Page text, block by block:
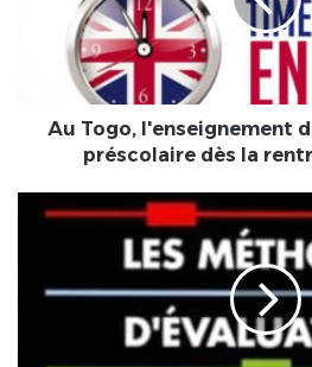
préscolaire
Au Togo, l'enseignement
préscolaire dès la
critères